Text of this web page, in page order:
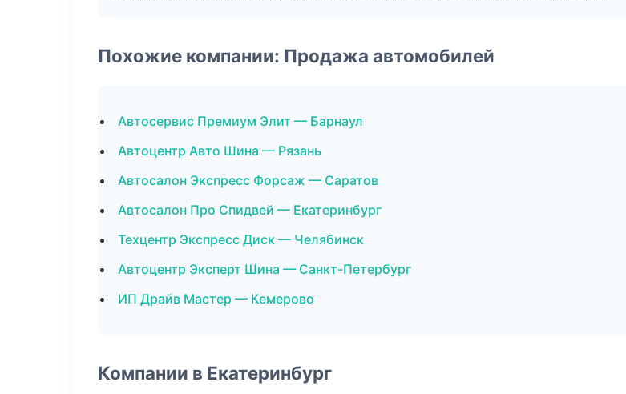
Похожие компании: Продажа автомобилей
Автосервис Премиум Элит — Барнаул
Автоцентр Авто Шина — Рязань
Автосалон Экспресс Форсаж — Саратов
Автосалон Про Спидвей — Екатеринбург
Техцентр Экспресс Диск — Челябинск
Автоцентр Эксперт Шина — Санкт-Петербург
ИП Драйв Мастер — Кемерово
Компании в Екатеринбург